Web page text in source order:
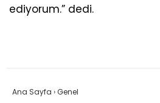
ediyorum.” dedi.
Ana Sayfa ›Genel